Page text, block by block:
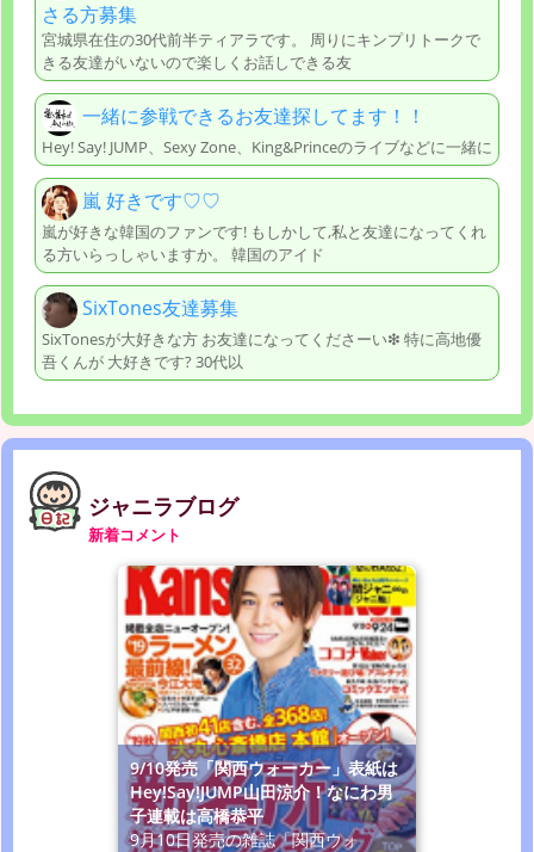
さる方募集
宮城県在住の30代前半ティアラです。 周りにキンプリトークで
きる友達がいないので楽しくお話しできる友
一緒に参戦できるお友達探してます！！
Hey! Say! JUMP、Sexy Zone、King&Princeのライブなどに一緒に
嵐 好きです♡♡
嵐が好きな韓国のファンです! もしかして,私と友達になってくれ
る方いらっしゃいますか。 韓国のアイド
SixTones友達募集
SixTonesが大好きな方 お友達になってくださーい❇ 特に高地優
吾くんが 大好きです? 30代以
ジャニラブログ
新着コメント
9/10発売「関西ウォーカー」表紙は
Hey!Say!JUMP山田涼介！なにわ男
子連載は高橋恭平
9月10日発売の雑誌「関西ウォ